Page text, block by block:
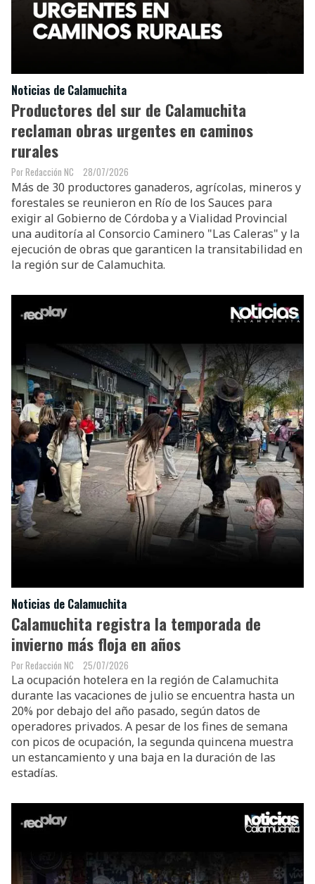
Productores del sur de Calamuchita
reclaman obras urgentes en caminos
rurales
Redacción NC
Noticias de Calamuchita
28/07/2026
Más de 30 productores ganaderos, agrícolas, mineros y
forestales se reunieron en Río de los Sauces para
exigir al Gobierno de Córdoba y a Vialidad Provincial
una auditoría al Consorcio Caminero "Las Caleras" y la
ejecución de obras que garanticen la transitabilidad en
la región sur de Calamuchita.
Calamuchita registra la temporada de
invierno más floja en años
Redacción NC
Noticias de Calamuchita
25/07/2026
La ocupación hotelera en la región de Calamuchita
durante las vacaciones de julio se encuentra hasta un
20% por debajo del año pasado, según datos de
operadores privados. A pesar de los fines de semana
con picos de ocupación, la segunda quincena muestra
un estancamiento y una baja en la duración de las
estadías.